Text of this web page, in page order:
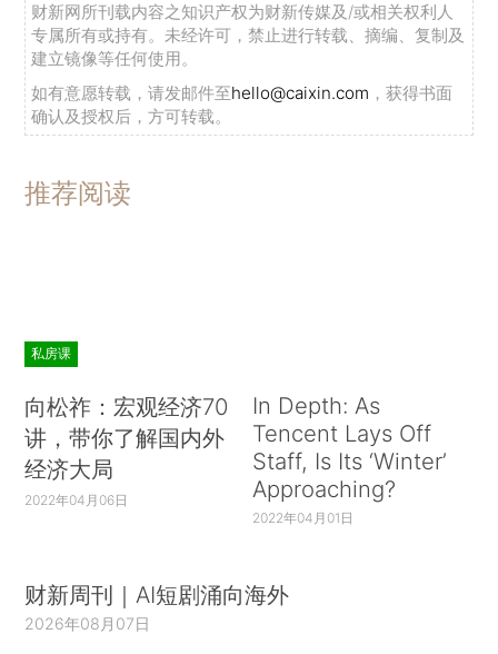
财新网所刊载内容之知识产权为财新传媒及/或相关权利人
专属所有或持有。未经许可，禁止进行转载、摘编、复制及
建立镜像等任何使用。
如有意愿转载，请发邮件至hello@caixin.com ，获得书面
确认及授权后，方可转载。
推荐阅读
私房课
向松祚：宏观经济70
讲，带你了解国内外
经济大局
2022年04月06日
In Depth: As
Tencent Lays Off
Staff, Is Its ‘Winter’
Approaching?
2022年04月01日
财新周刊｜AI短剧涌向海外
2026年08月07日